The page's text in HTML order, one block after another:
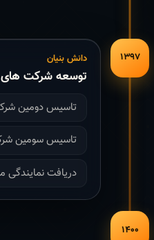
۱۳۹۷ دانش بنیان
توسعه شرکت های
تاسیس دومین
تاسیس سومین
دریافت نمایندگی
۱۴۰۰